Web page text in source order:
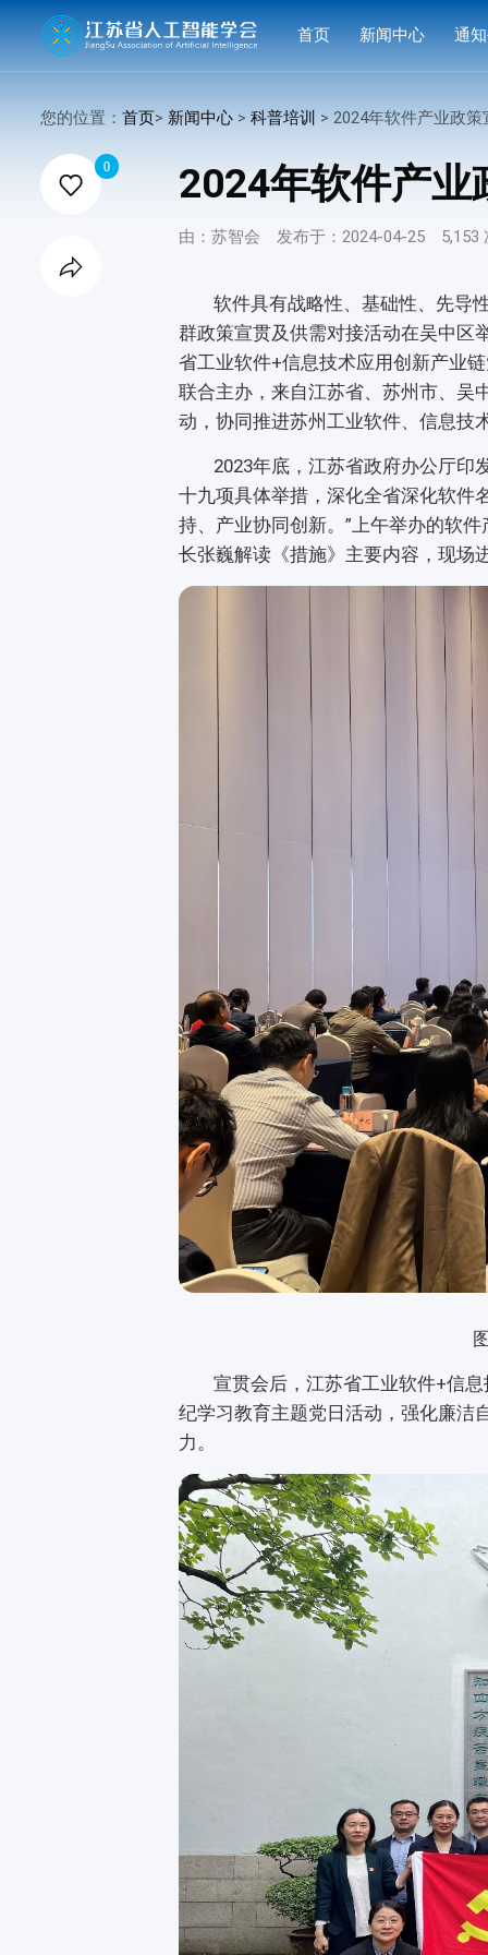
首页 新闻中心
会议活动
赛事活动
科普培训
通
结
您的位置：首页> 新闻中心 >科普培训 > 2024年软件产业政策宣贯解读环省行

0

2024年软件产业
由：苏智会 发布于：2024-04-25 5,153
软件具有战略性、基础性、先导性
群政策宣贯及供需对接活动在吴中区
省工业软件+信息技术应用创新产业
联合主办，来自江苏省、苏州市、吴
动，协同推进苏州工业软件、信息技
2023年底，江苏省政府办公厅印发
十九项具体举措，深化全省深化软件
持、产业协同创新。”上午举办的软
长张巍解读《措施》主要内容，现场
宣贯会后，江苏省工业软件+信息
纪学习教育主题党日活动，强化廉洁
力。